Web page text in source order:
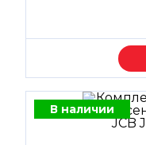
В наличии